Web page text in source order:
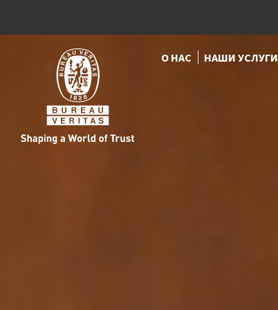
О НАС НАШИ УСЛУГИ